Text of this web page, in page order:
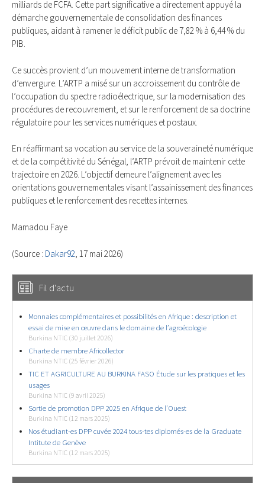
milliards de FCFA. Cette part significative a directement appuyé la
démarche gouvernementale de consolidation des finances
publiques, aidant à ramener le déficit public de 7,82 % à 6,44 % du
PIB.
Ce succès provient d’un mouvement interne de transformation
d’envergure. L’ARTP a misé sur un accroissement du contrôle de
l’occupation du spectre radioélectrique, sur la modernisation des
procédures de recouvrement, et sur le renforcement de sa doctrine
régulatoire pour les services numériques et postaux.
En réaffirmant sa vocation au service de la souveraineté numérique
et de la compétitivité du Sénégal, l’ARTP prévoit de maintenir cette
trajectoire en 2026. L’objectif demeure l’alignement avec les
orientations gouvernementales visant l’assainissement des finances
publiques et le renforcement des recettes internes.
Mamadou Faye
(Source : Dakar92, 17 mai 2026)
Fil d'actu
Monnaies complémentaires et possibilités en Afrique : description et
essai de mise en œuvre dans le domaine de l’agroécologie
Burkina NTIC (30 juillet 2026)
Charte de membre Africollector
Burkina NTIC (25 février 2026)
TIC ET AGRICULTURE AU BURKINA FASO Étude sur les pratiques et les
usages
Burkina NTIC (9 avril 2025)
Sortie de promotion DPP 2025 en Afrique de l’Ouest
Burkina NTIC (12 mars 2025)
Nos étudiant-es DPP cuvée 2024 tous-tes diplomés-es de la Graduate
Intitute de Genève
Burkina NTIC (12 mars 2025)